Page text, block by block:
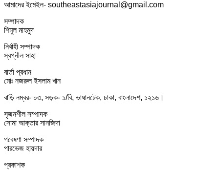
আমাদের ইমেইল- southeastasiajournal@gmail.com
সম্পাদক
শিমুল মাহমুদ
নির্বাহী সম্পাদক
স্বপ্নীল সাহা
বার্তা প্রধান
মোঃ নজরুল ইসলাম খান
বাড়ি নম্বর- ০৩, সড়ক- ১/বি, ভাষানটেক, ঢাকা, বাংলাদেশ, ১২১৬।
সৃজনশীল সম্পাদক
সোমা আক্তার সানজিদা
গবেষণা সম্পাদক
পারভেজ হায়দার
প্রকাশক